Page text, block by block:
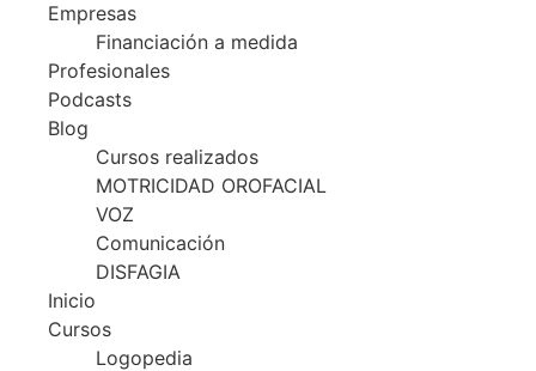
Empresas
Financiación a medida
Profesionales
Podcasts
Blog
Cursos realizados
MOTRICIDAD OROFACIAL
VOZ
Comunicación
DISFAGIA
Inicio
Cursos
Logopedia